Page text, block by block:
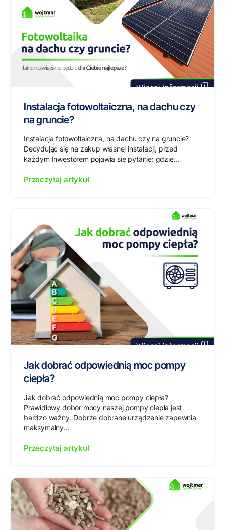
Instalacja fotowoltaiczna, na dachu czy
na gruncie?
Instalacja fotowoltaiczna, na dachu czy na gruncie?
Decydując się na zakup własnej instalacji, przed
każdym Inwestorem pojawia się pytanie: gdzie...
Przeczytaj artykuł
Jak dobrać odpowiednią moc pompy
ciepła?
Jak dobrać odpowiednią moc pompy ciepła?
Prawidłowy dobór mocy naszej pompy ciepła jest
bardzo ważny. Dobrze dobrane urządzenie zapewnia
maksymalny...
Przeczytaj artykuł